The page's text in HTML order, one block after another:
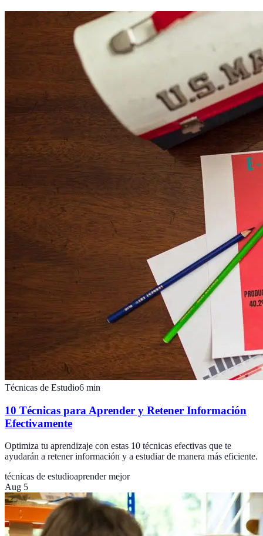
Técnicas de Estudio6 min
10 Técnicas para Aprender y Retener Información
Efectivamente
Optimiza tu aprendizaje con estas 10 técnicas efectivas que te
ayudarán a retener información y a estudiar de manera más eficiente.
técnicas de estudioaprender mejor
Aug 5